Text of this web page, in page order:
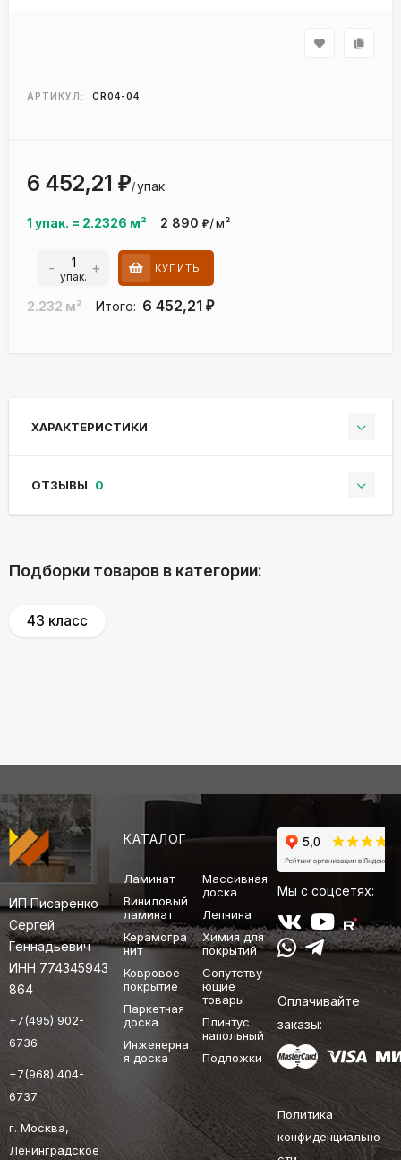
АРТИКУЛ: CR04-04
1 упак. = 2.2326 м² 2 890 ₽/м²
6 452,21 ₽/упак.
- упак. + КУПИТЬ
2.232 м² Итого: 6 452,21 ₽
ХАРАКТЕРИСТИКИ
ОТЗЫВЫ 0
Подборки товаров в категории:
43 класс
ИП Писаренко
Сергей
Геннадьевич
ИНН 774345943
864
+7(495) 902-
6736
+7(968) 404-
6737
г. Москва,
Ленинградское
КАТАЛОГ
Ламинат
Виниловый
ламинат
Керамогра
нит
Ковровое
покрытие
Паркетная
доска
Инженерна
я доска
Массивная
доска
Лепнина
Химия для
покрытий
Сопутству
ющие
товары
Плинтус
напольный
Подложки
Мы с соцсетях:
Оплачивайте
заказы:
Политика
конфиденциально